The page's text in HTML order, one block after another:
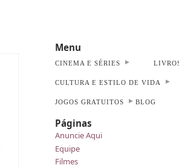
Menu
CINEMA E SÉRIES
CULTURA E ESTILO DE VIDA
JOGOS GRATUITOS BLOG
Páginas
Anuncie Aqui
Equipe
Filmes